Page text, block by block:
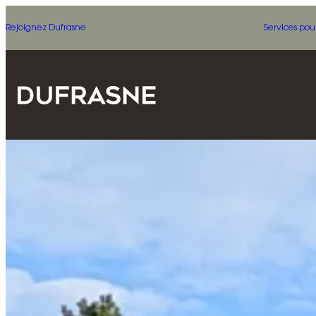
Rejoignez Dufrasne Services